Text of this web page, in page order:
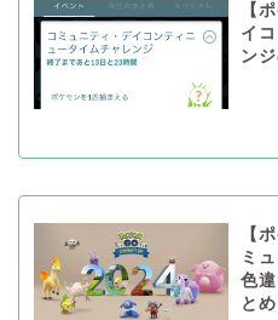
【
イ
ン
【
ミ
色
とめ